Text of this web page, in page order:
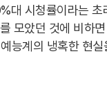
대 시청률이라는 초
모았던 것에 비하
능계의 냉혹한 현실